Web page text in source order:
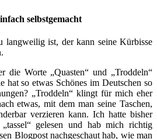
selbstgemacht
langweilig ist, der kann seine Kürbisse
die Worte „Quasten“ und „Troddeln“
hat so etwas Schönes im Deutschen so
„Troddeln“ klingt für mich eher
etwas, mit dem man seine Taschen,
verzieren kann. Ich hatte bisher
gelesen und hab mich richtig
Blogpost nachgeschaut hab, wie man